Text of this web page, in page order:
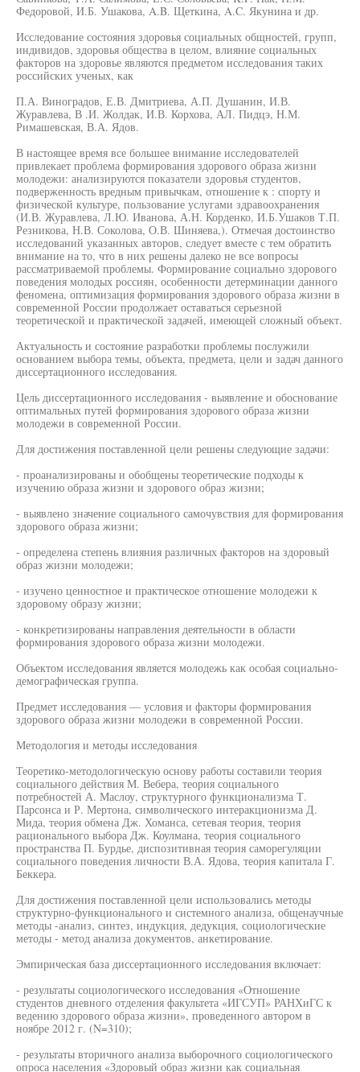
Федоровой, И.Б. Ушакова, A.B. Щеткина, A.C. Якунина и др.
Исследование состояния здоровья социальных общностей, групп,
индивидов, здоровья общества в целом, влияние социальных
факторов на здоровье являются предметом исследования таких
российских ученых, как
П.А. Виноградов, Е.В. Дмитриева, А.П. Душанин, И.В.
Журавлева, В .И. Жолдак, И.В. Корхова, АЛ. Пидцэ, Н.М.
Римашевская, В.А. Ядов.
В настоящее время все большее внимание исследователей
привлекает проблема формирования здорового образа жизни
молодежи: анализируются показатели здоровья студентов,
подверженность вредным привычкам, отношение к : спорту и
физической культуре, пользование услугами здравоохранения
(И.В. Журавлева, Л.Ю. Иванова, А.Н. Корденко, И.Б.Ушаков Т.П.
Резникова, Н.В. Соколова, О.В. Шиняева,). Отмечая достоинство
исследований указанных авторов, следует вместе с тем обратить
внимание на то, что в них решены далеко не все вопросы
рассматриваемой проблемы. Формирование социально здорового
поведения молодых россиян, особенности детерминации данного
феномена, оптимизация формирования здорового образа жизни в
современной России продолжает оставаться серьезной
теоретической и практической задачей, имеющей сложный объект.
Актуальность и состояние разработки проблемы послужили
основанием выбора темы, объекта, предмета, цели и задач данного
диссертационного исследования.
Цель диссертационного исследования - выявление и обоснование
оптимальных путей формирования здорового образа жизни
молодежи в современной России.
Для достижения поставленной цели решены следующие задачи:
- проанализированы и обобщены теоретические подходы к
изучению образа жизни и здорового образ жизни;
- выявлено значение социального самочувствия для формирования
здорового образа жизни;
- определена степень влияния различных факторов на здоровый
образ жизни молодежи;
- изучено ценностное и практическое отношение молодежи к
здоровому образу жизни;
- конкретизированы направления деятельности в области
формирования здорового образа жизни молодежи.
Объектом исследования является молодежь как особая социально-
демографическая группа.
Предмет исследования — условия и факторы формирования
здорового образа жизни молодежи в современной России.
Методология и методы исследования
Теоретико-методологическую основу работы составили теория
социального действия М. Вебера, теория социального
потребностей А. Маслоу, структурного функционализма Т.
Парсонса и Р. Мертона, символического интеракционизма Д.
Мида, теория обмена Дж. Хоманса, сетевая теория, теория
рационального выбора Дж. Коулмана, теория социального
пространства П. Бурдье, диспозитивная теория саморегуляции
социального поведения личности В.А. Ядова, теория капитала Г.
Беккера.
Для достижения поставленной цели использовались методы
структурно-функционального и системного анализа, общенаучные
методы -анализ, синтез, индукция, дедукция, социологические
методы - метод анализа документов, анкетирование.
Эмпирическая база диссертационного исследования включает:
- результаты социологического исследования «Отношение
студентов дневного отделения факультета «ИГСУП» РАНХиГС к
ведению здорового образа жизни», проведенного автором в
ноябре 2012 г. (N=310);
- результаты вторичного анализа выборочного социологического
опроса населения «Здоровый образ жизни как социальная